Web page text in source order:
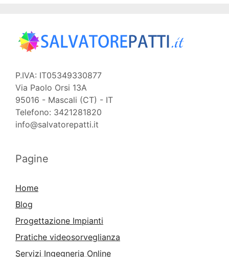
P.IVA: IT05349330877
Via Paolo Orsi 13A
95016 - Mascali (CT) - IT
Telefono: 3421281820
info@salvatorepatti.it
Pagine
Home
Blog
Progettazione Impianti
Pratiche videosorveglianza
Servizi Ingegneria Online